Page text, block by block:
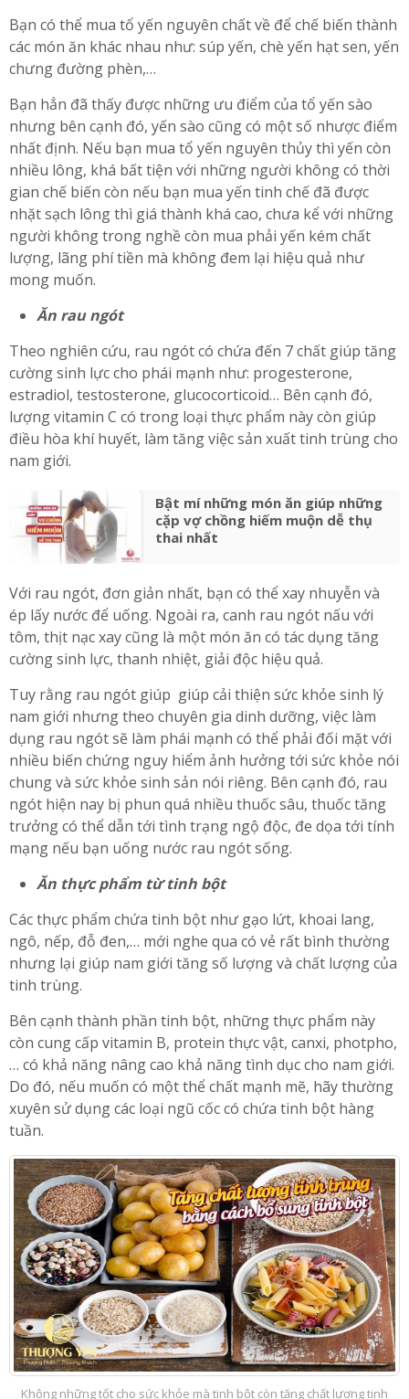
Bạn có thể mua tổ yến nguyên chất về để chế biến thành
các món ăn khác nhau như: súp yến, chè yến hạt sen, yến
chưng đường phèn,…
Bạn hẳn đã thấy được những ưu điểm của tổ yến sào
nhưng bên cạnh đó, yến sào cũng có một số nhược điểm
nhất định. Nếu bạn mua tổ yến nguyên thủy thì yến còn
nhiều lông, khá bất tiện với những người không có thời
gian chế biến còn nếu bạn mua yến tinh chế đã được
nhặt sạch lông thì giá thành khá cao, chưa kể với những
người không trong nghề còn mua phải yến kém chất
lượng, lãng phí tiền mà không đem lại hiệu quả như
mong muốn.
Ăn rau ngót
Theo nghiên cứu, rau ngót có chứa đến 7 chất giúp tăng
cường sinh lực cho phái mạnh như: progesterone,
estradiol, testosterone, glucocorticoid… Bên cạnh đó,
lượng vitamin C có trong loại thực phẩm này còn giúp
điều hòa khí huyết, làm tăng việc sản xuất tinh trùng cho
nam giới.
Bật mí những món ăn giúp những
cặp vợ chồng hiếm muộn dễ thụ
thai nhất
Với rau ngót, đơn giản nhất, bạn có thể xay nhuyễn và
ép lấy nước để uống. Ngoài ra, canh rau ngót nấu với
tôm, thịt nạc xay cũng là một món ăn có tác dụng tăng
cường sinh lực, thanh nhiệt, giải độc hiệu quả.
Tuy rằng rau ngót giúp giúp cải thiện sức khỏe sinh lý
nam giới nhưng theo chuyên gia dinh dưỡng, việc làm
dụng rau ngót sẽ làm phái mạnh có thể phải đối mặt với
nhiều biến chứng nguy hiểm ảnh hưởng tới sức khỏe nói
chung và sức khỏe sinh sản nói riêng. Bên cạnh đó, rau
ngót hiện nay bị phun quá nhiều thuốc sâu, thuốc tăng
trưởng có thể dẫn tới tình trạng ngộ độc, đe dọa tới tính
mạng nếu bạn uống nước rau ngót sống.
Ăn thực phẩm từ tinh bột
Các thực phẩm chứa tinh bột như gạo lứt, khoai lang,
ngô, nếp, đỗ đen,… mới nghe qua có vẻ rất bình thường
nhưng lại giúp nam giới tăng số lượng và chất lượng của
tinh trùng.
Bên cạnh thành phần tinh bột, những thực phẩm này
còn cung cấp vitamin B, protein thực vật, canxi, photpho,
… có khả năng nâng cao khả năng tình dục cho nam giới.
Do đó, nếu muốn có một thể chất mạnh mẽ, hãy thường
xuyên sử dụng các loại ngũ cốc có chứa tinh bột hàng
tuần.
Không những tốt cho sức khỏe mà tinh bột còn tăng chất lượng tinh